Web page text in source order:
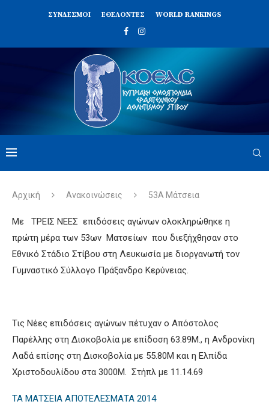
ΣΥΝΔΈΣΜΟΙ ΕΘΕΛΟΝΤΈΣ WORLD RANKINGS
Αρχική Ανακοινώσεις 53A Μάτσεια
Με ΤΡΕΙΣ ΝΕΕΣ επιδόσεις αγώνων ολοκληρώθηκε η
πρώτη μέρα των 53ων Ματσείων που διεξήχθησαν στο
Εθνικό Στάδιο Στίβου στη Λευκωσία με διοργανωτή τον
Γυμναστικό Σύλλογο Πράξανδρο Κερύνειας.
Τις Νέες επιδόσεις αγώνων πέτυχαν ο Απόστολος
Παρέλλης στη Δισκοβολία με επίδοση 63.89Μ., η Ανδρονίκη
Λαδά επίσης στη Δισκοβολία με 55.80Μ και η Ελπίδα
Χριστοδουλίδου στα 3000Μ. Στήπλ με 11.14.69
ΤΑ ΜΑΤΣΕΙΑ ΑΠΟΤΕΛΕΣΜΑΤΑ 2014